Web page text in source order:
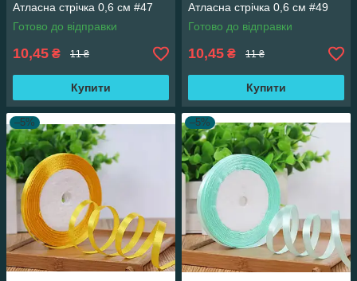
Атласна стрічка 0,6 см #47
Готово до відправки
10,45 ₴ 11 ₴
Купити
Атласна стрічка 0,6 см #49
Готово до відправки
10,45 ₴ 11 ₴
Купити
–5% –5%